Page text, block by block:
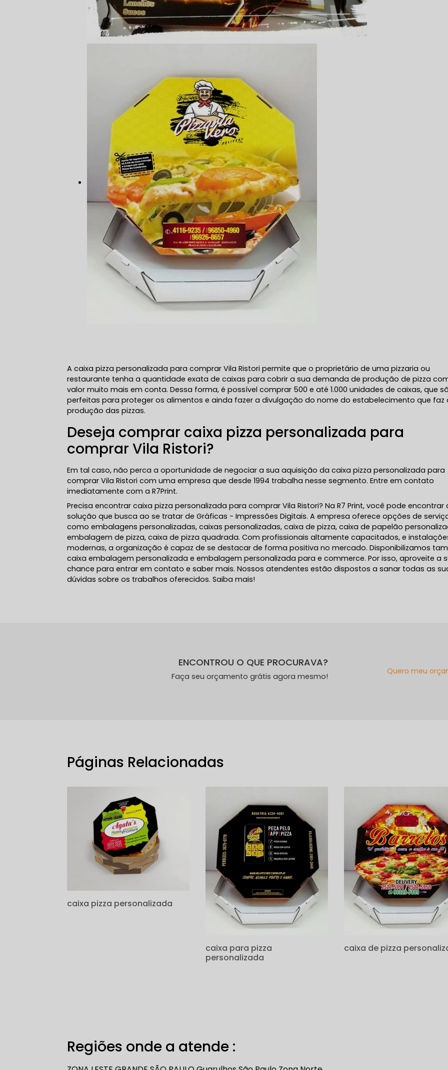
A caixa pizza personalizada para comprar Vila Ristori permite que o proprietário de uma pizzaria ou
restaurante tenha a quantidade exata de caixas para cobrir a sua demanda de produção de pizza
valor muito mais em conta. Dessa forma, é possível comprar 500 e até 1.000 unidades de caixas, que
perfeitas para proteger os alimentos e ainda fazer a divulgação do nome do estabelecimento que faz
produção das pizzas.
Deseja comprar caixa pizza personalizada para
comprar Vila Ristori?
Em tal caso, não perca a oportunidade de negociar a sua aquisição da caixa pizza personalizada para
comprar Vila Ristori com uma empresa que desde 1994 trabalha nesse segmento. Entre em contato
imediatamente com a R7Print.
Precisa encontrar caixa pizza personalizada para comprar Vila Ristori? Na R7 Print, você pode encontrar
solução que busca ao se tratar de Gráficas - Impressões Digitais. A empresa oferece opções de
como embalagens personalizadas, caixas personalizadas, caixa de pizza, caixa de papelão
embalagem de pizza, caixa de pizza quadrada. Com profissionais altamente capacitados, e
modernas, a organização é capaz de se destacar de forma positiva no mercado. Disponibilizamos
caixa embalagem personalizada e embalagem personalizada para e commerce. Por isso, aproveite a
chance para entrar em contato e saber mais. Nossos atendentes estão dispostos a sanar todas as
dúvidas sobre os trabalhos oferecidos. Saiba mais!
ENCONTROU O QUE PROCURAVA?
Faça seu orçamento grátis agora mesmo!
Quero meu
Páginas Relacionadas
caixa pizza personalizada
caixa para pizza
personalizada
caixa de pizza
Regiões onde a atende :